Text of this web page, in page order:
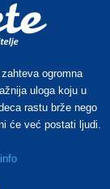
ogromna
uloga koju u
rastu brže nego
će već postati ljudi.